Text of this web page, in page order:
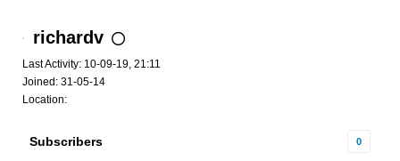
richardv
Last Activity: 10-09-19, 21:11
Joined: 31-05-14
Location:
Subscribers 0